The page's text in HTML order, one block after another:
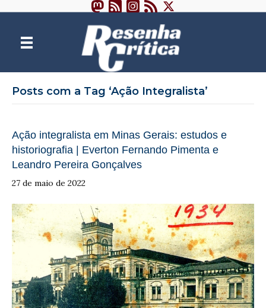
Posts com a Tag ‘Ação Integralista’
Ação integralista em Minas Gerais: estudos e
historiografia | Everton Fernando Pimenta e
Leandro Pereira Gonçalves
27 de maio de 2022